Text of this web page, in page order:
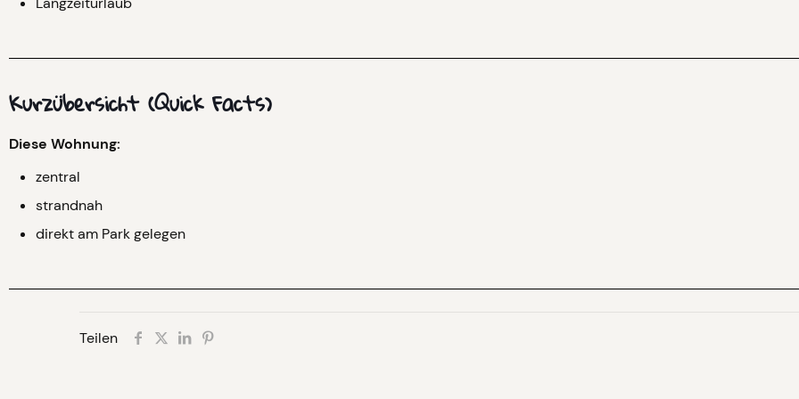
Kurzübersicht (Quick Facts)
Diese Wohnung:
zentral
strandnah
direkt am Park gelegen
Teilen